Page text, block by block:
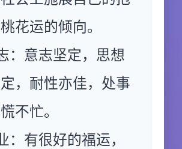
花运的倾向。
：意志坚定，思想
，耐性亦佳，处事
不忙。
：有很好的福运，